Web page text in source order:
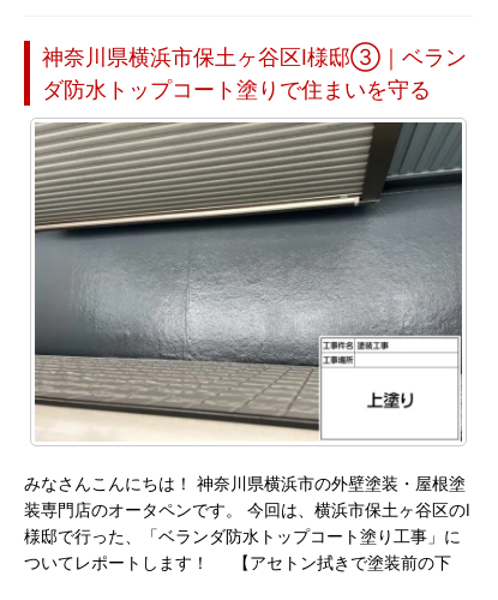
神奈川県横浜市保土ヶ谷区I様邸③｜ベラン
ダ防水トップコート塗りで住まいを守る
みなさんこんにちは！ 神奈川県横浜市の外壁塗装・屋根塗
装専門店のオータペンです。 今回は、横浜市保土ヶ谷区のI
様邸で行った、「ベランダ防水トップコート塗り工事」に
ついてレポートします！ 【アセトン拭きで塗装前の下